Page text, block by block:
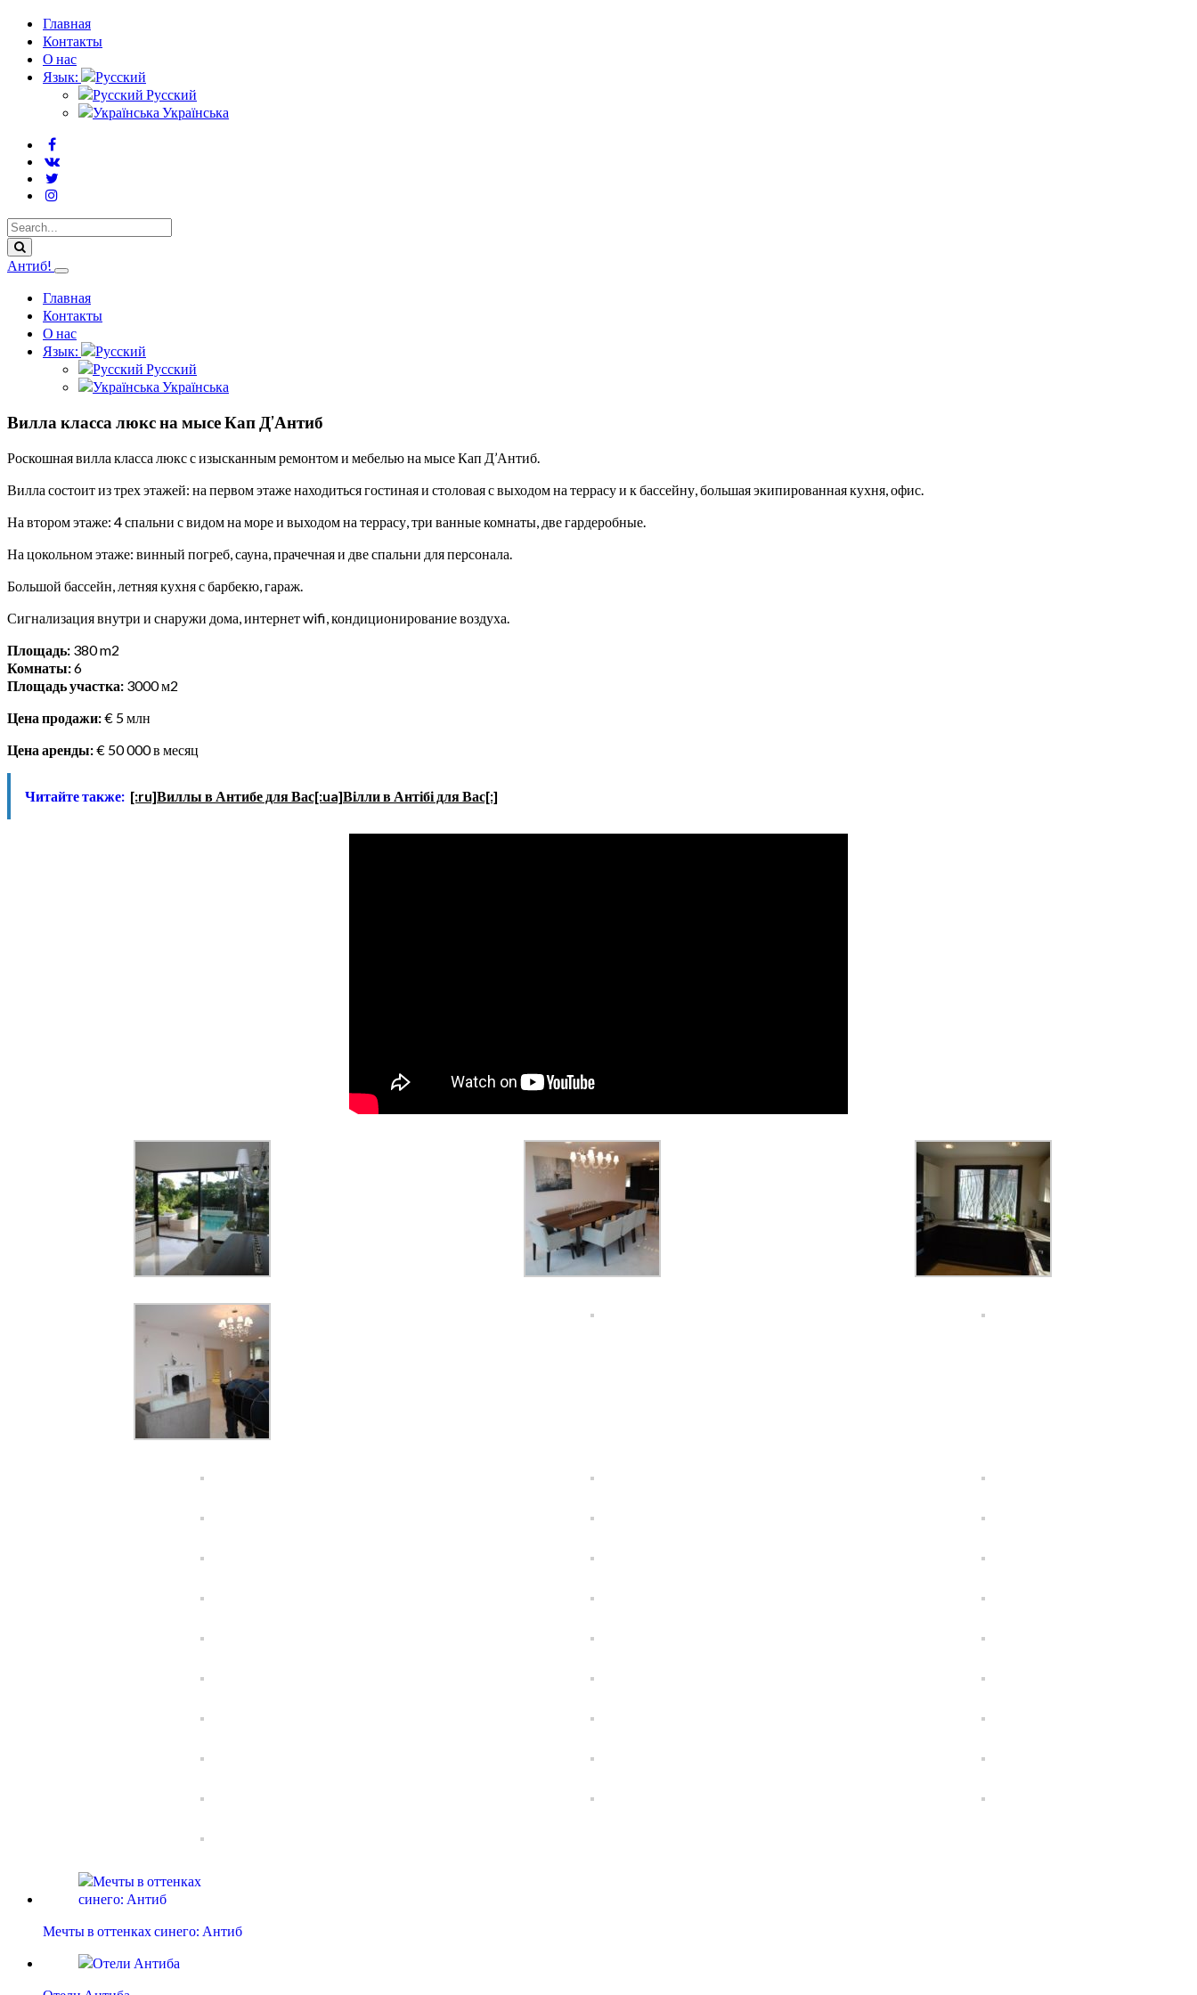
Главная
Контакты
О нас
Язык:
Русский
Українська
Антиб!
Главная
Контакты
О нас
Язык:
Русский
Українська
Вилла класса люкс на мысе Кап Д’Антиб
Роскошная вилла класса люкс с изысканным ремонтом и мебелью на мысе Кап Д’Антиб.
Вилла состоит из трех этажей: на первом этаже находиться гостиная и столовая с выходом на террасу и к бассейну, большая экипированная кухня, офис.
На втором этаже: 4 спальни с видом на море и выходом на террасу, три ванные комнаты, две гардеробные.
На цокольном этаже: винный погреб, сауна, прачечная и две спальни для персонала.
Большой бассейн, летняя кухня с барбекю, гараж.
Сигнализация внутри и снаружи дома, интернет wifi, кондиционирование воздуха.
Площадь: 380 m2
Комнаты:6
Площадь участка: 3000 м2
Цена продажи:€ 5 млн
Цена аренды:€ 50 000 в месяц
Читайте также: [:ru]Виллы в Антибе для Вас[:ua]Вілли в Антібі для Вас[:]
Мечты в оттенках синего: Антиб